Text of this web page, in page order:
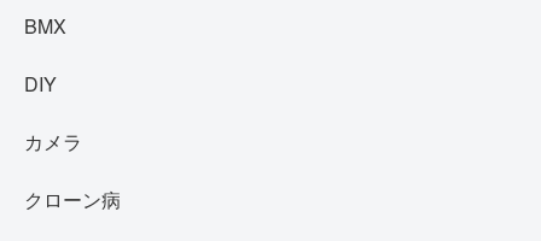
BMX
DIY
カメラ
クローン病